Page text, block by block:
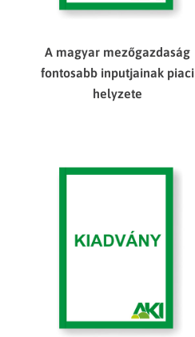
A magyar mezőgazdaság
fontosabb inputjainak piaci
helyzete